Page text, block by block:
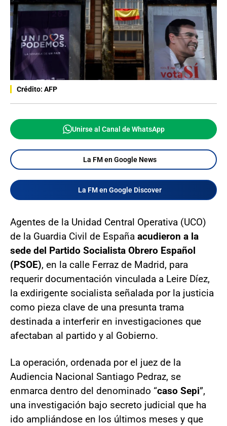
Crédito: AFP
Unirse al Canal de WhatsApp
La FM en Google News
La FM en Google Discover
Agentes de la Unidad Central Operativa (UCO)
de la Guardia Civil de España acudieron a la
sede del Partido Socialista Obrero Español
(PSOE), en la calle Ferraz de Madrid, para
requerir documentación vinculada a Leire Díez,
la exdirigente socialista señalada por la justicia
como pieza clave de una presunta trama
destinada a interferir en investigaciones que
afectaban al partido y al Gobierno.
La operación, ordenada por el juez de la
Audiencia Nacional Santiago Pedraz, se
enmarca dentro del denominado “caso Sepi”,
una investigación bajo secreto judicial que ha
ido ampliándose en los últimos meses y que